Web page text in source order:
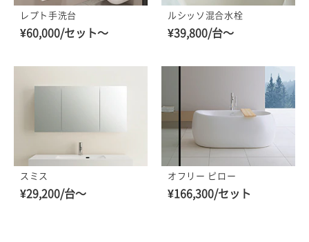
レプト手洗台
¥60,000/セット～
ルシッソ混合水栓
¥39,800/台～
スミス
¥29,200/台～
オフリー ピロー
¥166,300/セット